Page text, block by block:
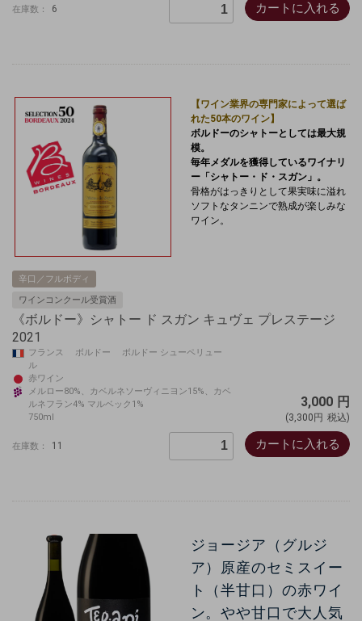
在庫数： 6 カートに入れる
【ワイン業界の専門家によって選ば
れた50本のワイン】
ボルドーのシャトーとしては最大規
模。
毎年メダルを獲得しているワイナリ
ー「シャトー・ド・スガン」。
骨格がはっきりとして果実味に溢れ
ソフトなタンニンで熟成が楽しみな
ワイン。
辛口／フルボディ
ワインコンクール受賞酒
《ボルドー》シャトー ド スガン キュヴェ プレステージ
2021
フランス ボルドー ボルドー シューペリュー
ル
赤ワイン
メルロー80%、カベルネソーヴィニヨン15%、カベ
ルネフラン4% マルベック1%
750ml
3,000 円
(3,300円 税込)
在庫数： 11 カートに入れる
ジョージア（グルジ
ア）原産のセミスイー
ト（半甘口）の赤ワイ
ン。やや甘口で大人気